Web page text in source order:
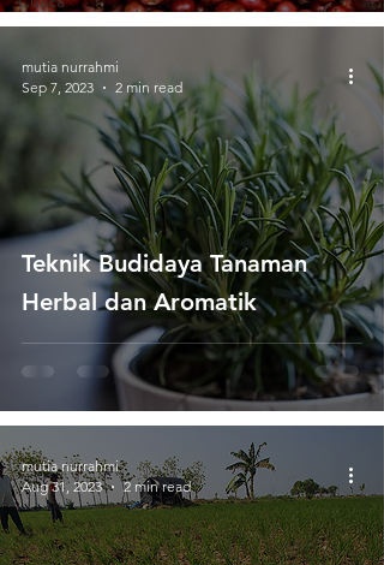
Teknik Budidaya Tanaman
Herbal dan Aromatik
mutia nurrahmi
Sep 7, 2023
2 min read
mutia nurrahmi
Aug 31, 2023
2 min read